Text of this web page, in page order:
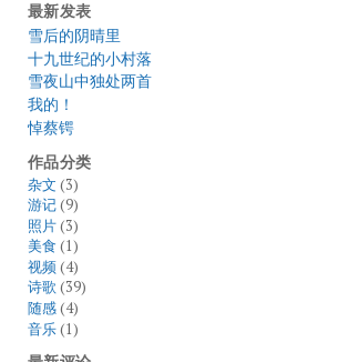
最新发表
雪后的阴晴里
十九世纪的小村落
雪夜山中独处两首
我的！
悼蔡锷
作品分类
杂文 (3)
游记(9)
照片(3)
美食 (1)
视频(4)
诗歌(39)
随感(4)
音乐(1)